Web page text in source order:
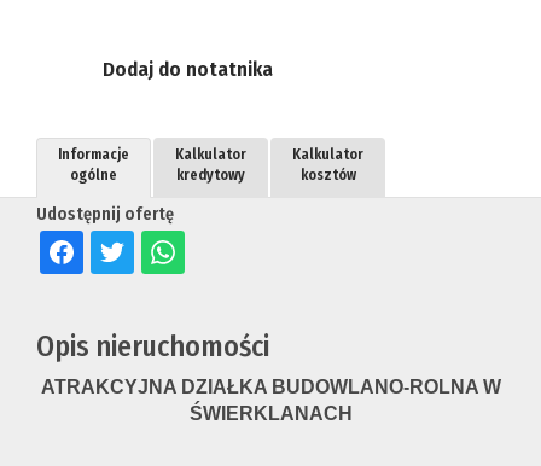
Dodaj do notatnika
Udostępnij ofertę
Informacje
ogólne
Kalkulator
kredytowy
Kalkulator
kosztów
Opis nieruchomości
ATRAKCYJNA DZIAŁKA BUDOWLANO-ROLNA W
ŚWIERKLANACH